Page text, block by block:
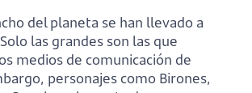
del planeta se han llevado a
las grandes son las que
medios de comunicación de
personajes como Birones,